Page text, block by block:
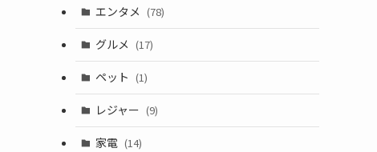
エンタメ (78)
グルメ (17)
ペット (1)
レジャー (9)
家電 (14)